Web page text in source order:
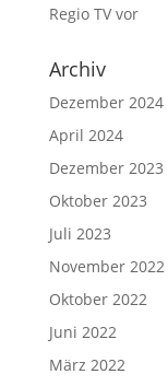
Regio TV vor
Archiv
Dezember 2024
April 2024
Dezember 2023
Oktober 2023
Juli 2023
November 2022
Oktober 2022
Juni 2022
März 2022